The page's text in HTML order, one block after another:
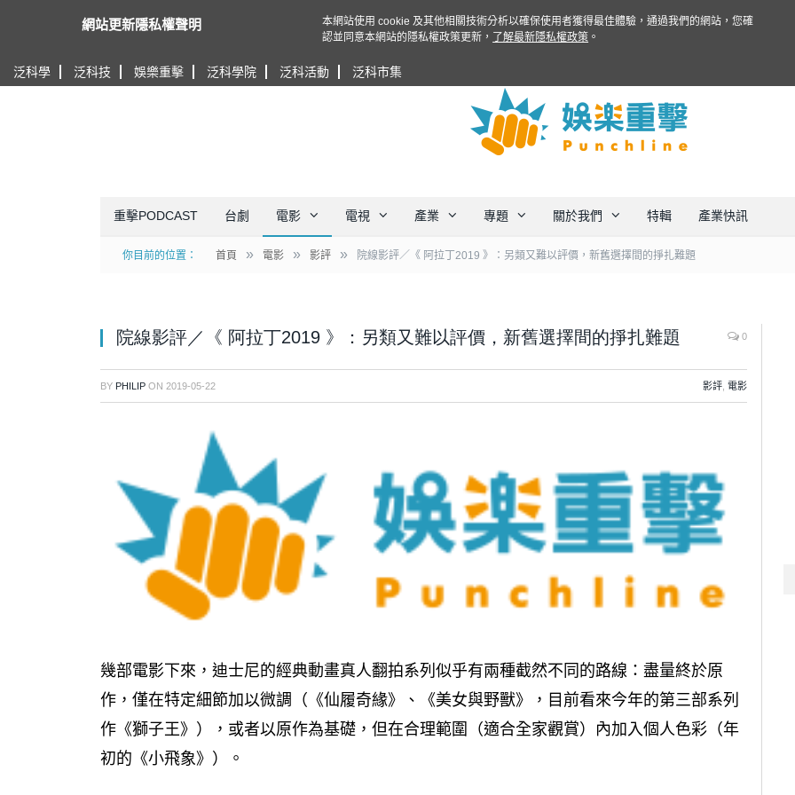
泛科學 泛科技 娛樂重擊 泛科學院 泛科活動 泛科市集
重擊PODCAST 台劇 電影 電視 產業 專題 關於我們 特輯 產業快訊
你目前的位置： 首頁 » 電影 » 影評 » 院線影評／《 阿拉丁2019 》：另類又難以評價，新舊選擇間的掙扎難題
院線影評／《 阿拉丁2019 》：另類又難以評價，新舊選擇間的掙扎難題 0
BY PHILIP ON 2019-05-22 影評, 電影
幾部電影下來，迪士尼的經典動畫真人翻拍系列似乎有兩種截然不同的路線：盡量終於原
作，僅在特定細節加以微調（《仙履奇緣》、《美女與野獸》，目前看來今年的第三部系列
作《獅子王》），或者以原作為基礎，但在合理範圍（適合全家觀賞）內加入個人色彩（年
初的《小飛象》）。
網站更新隱私權聲明
本網站使用 cookie 及其他相關技術分析以確保使用者獲得最佳體驗，通過我們的網站，您確
認並同意本網站的隱私權政策更新，
了解最新隱私權政策 。